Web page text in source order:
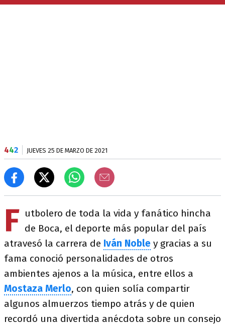
442 JUEVES 25 DE MARZO DE 2021
F utbolero de toda la vida y fanático hincha
de Boca, el deporte más popular del país
atravesó la carrera de Iván Noble y gracias a su
fama conoció personalidades de otros
ambientes ajenos a la música, entre ellos a
Mostaza Merlo, con quien solía compartir
algunos almuerzos tiempo atrás y de quien
recordó una divertida anécdota sobre un consejo